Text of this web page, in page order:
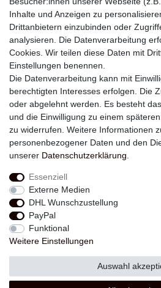
Newsletter
E-MAIL **
Einwilligung kann ich jederzeit widerrufen.**
Abonnieren
Widerrufs­recht
Daten­schutz­erklärung
© Copyright 2026 | Alle
Inhalte und Anzeigen zu
Drittanbietern einzubinden oder
analysieren. Die Datenverarbeitung
Cookies. Wir teilen diese Daten mit
Einstellungen benennen.
Die Datenverarbeitung kann mit
berechtigten Interesses erfolgen. Die
oder abgelehnt werden. Es besteht
und die Einwilligung zu einem
zu widerrufen. Weitere Informationen
personenbezogener Daten und den
unserer Daten­schutz­erklärung
Essenziell
Externe Medien
DHL Wunschzustellung
PayPal
Funktional
Weitere Einstellungen
Auswahl